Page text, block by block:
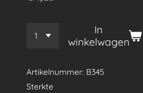
In
winkelwagen
Artikelnummer: B345
Sterkte